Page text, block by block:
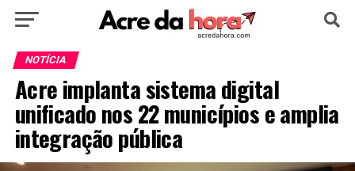
HOME
EDUCAÇÃO NOTÍCIA MUNDO
NOTÍCIA
Acre implanta sistema digital
unificado nos 22 municípios e amplia
integração pública